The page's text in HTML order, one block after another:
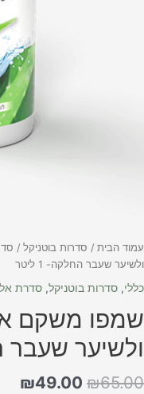
הבית/סדרות בוטניקל/
שעבר החלקה- 1 ליטר
, סדרות בוטניקל, סדרת
משקם
שעבר
₪
₪49.00